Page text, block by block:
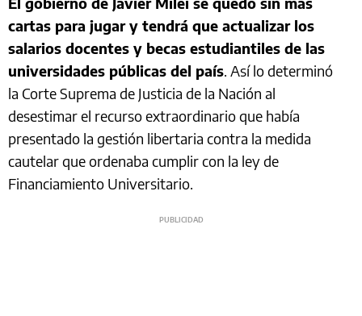
cartas para jugar y tendrá que actualizar los
salarios docentes y becas estudiantiles de las
universidades públicas del país. Así lo determinó
la Corte Suprema de Justicia de la Nación al
desestimar el recurso extraordinario que había
presentado la gestión libertaria contra la medida
cautelar que ordenaba cumplir con la ley de
Financiamiento Universitario.